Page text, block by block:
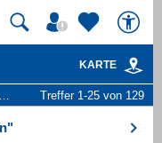
KARTE
Treffer 1-25 von 129